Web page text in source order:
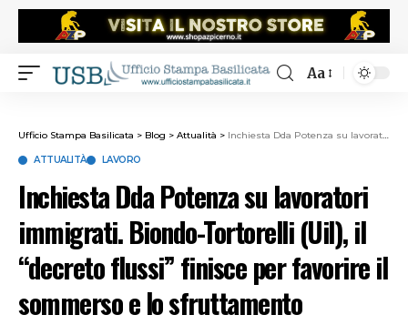
Aa
Ufficio Stampa Basilicata > Blog > Attualità > Inchiesta Dda Potenza su lavoratori immigrati. Biondo-Tortorelli (Uil), il “decreto flussi” finisce per favorire il sommerso e lo sfruttamento
ATTUALITÀ LAVORO
Inchiesta Dda Potenza su lavoratori
immigrati. Biondo-Tortorelli (Uil), il
“decreto flussi” finisce per favorire il
sommerso e lo sfruttamento